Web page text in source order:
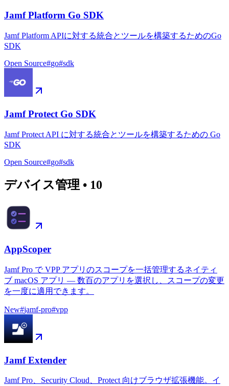
Jamf Platform Go SDK
Jamf Platform APIに対する統合とツールを構築するためのGo
SDK
Open Source#go#sdk
Jamf Protect Go SDK
Jamf Protect API に対する統合とツールを構築するための Go
SDK
Open Source#go#sdk
デバイス管理 • 10
AppScoper
Jamf Pro で VPP アプリのスコープを一括管理するネイティ
ブ macOS アプリ — 数百のアプリを選択し、スコープの変更
を一度に適用できます。
New#jamf-pro#vpp
Jamf Extender
Jamf Pro、Security Cloud、Protect 向けブラウザ拡張機能。イ